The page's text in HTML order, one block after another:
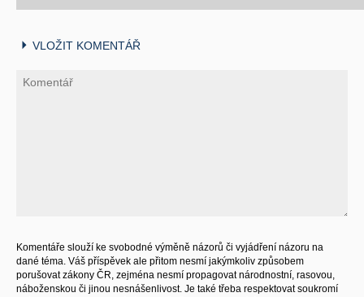
VLOŽIT KOMENTÁŘ
Komentáře slouží ke svobodné výměně názorů či vyjádření názoru na
dané téma. Váš příspěvek ale přitom nesmí jakýmkoliv způsobem
porušovat zákony ČR, zejména nesmí propagovat národnostní, rasovou,
náboženskou či jinou nesnášenlivost. Je také třeba respektovat soukromí